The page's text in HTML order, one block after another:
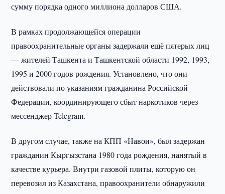
сумму порядка одного миллиона долларов США.
В рамках продолжающейся операции
правоохранительные органы задержали ещё пятерых лиц
— жителей Ташкента и Ташкентской области 1992, 1993,
1995 и 2000 годов рождения. Установлено, что они
действовали по указаниям гражданина Российской
Федерации, координирующего сбыт наркотиков через
мессенджер Telegram.
В другом случае, также на КПП «Навои», был задержан
гражданин Кыргызстана 1980 года рождения, нанятый в
качестве курьера. Внутри газовой плиты, которую он
перевозил из Казахстана, правоохранители обнаружили